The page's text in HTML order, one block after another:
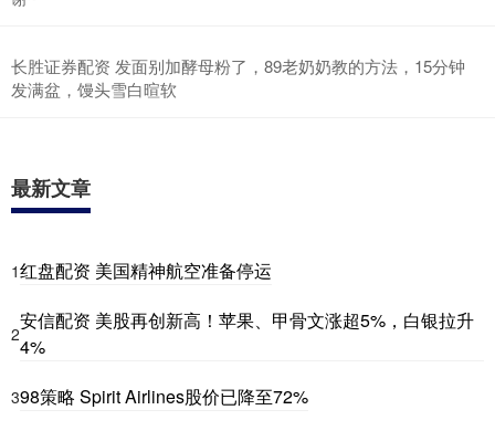
长胜证券配资 发面别加酵母粉了，89老奶奶教的方法，15分钟
发满盆，馒头雪白暄软
最新文章
1红盘配资 美国精神航空准备停运
2
安信配资 美股再创新高！苹果、甲骨文涨超5%，白银拉升
4%
398策略 Spirit Airlines股价已降至72%